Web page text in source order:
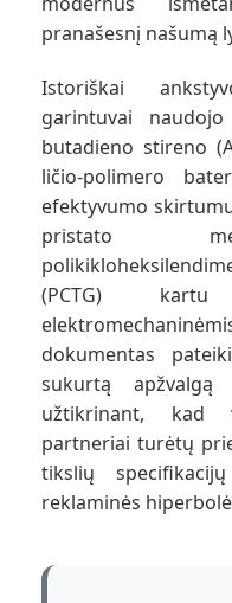
pranašesnį našumą
Istoriškai
garintuvai
butadieno stireno
ličio-polimero
efektyvumo
pristato
(PCTG)
dokumentas
sukurtą
užtikrinant, kad
partneriai turėtų
tikslių
reklaminės